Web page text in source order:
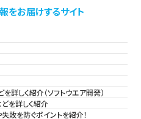
をお届けするサイト
詳しく紹介（ソフトウエア開発）
を詳しく紹介
敗を防ぐポイントを紹介！